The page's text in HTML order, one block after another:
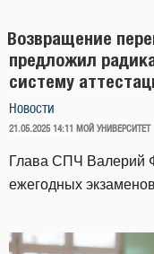
Возвращение
предложил
систему
Новости
ОПУБЛИКОВАНО
21.05.2025 14:11 МОЙ УНИВЕРСИТЕТ
Глава СПЧ Валерий
ежегодных